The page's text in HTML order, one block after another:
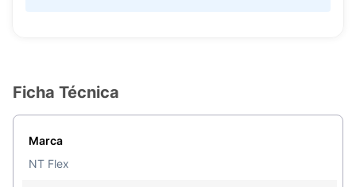
Ficha Técnica
Marca
NT Flex